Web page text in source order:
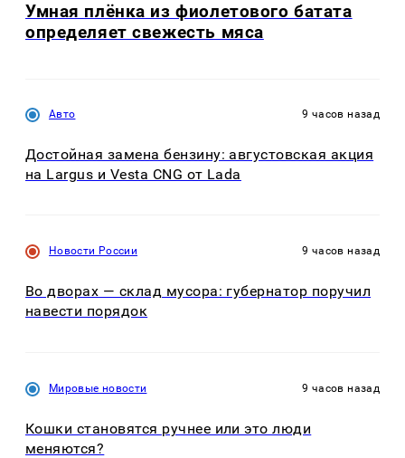
Умная плёнка из фиолетового батата
определяет свежесть мяса
Авто 9 часов назад
Достойная замена бензину: августовская акция
на Largus и Vesta CNG от Lada
Новости России 9 часов назад
Во дворах — склад мусора: губернатор поручил
навести порядок
Мировые новости 9 часов назад
Кошки становятся ручнее или это люди
меняются?